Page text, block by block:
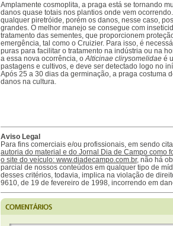
Amplamente cosmoplita, a praga está se tornando
danos quase totais nos plantios onde vem
qualquer piretróide, porém os danos, nesse caso,
grandes. O melhor manejo se consegue com
tratamento das sementes, que proporcionem
emergência, tal como o Cruizier. Para isso, é
puras para facilitar o tratamento na indústria ou na
a essa nova ocorrência, o Alticinae clirysomelidae é
pastagens e cultivos, e deve ser detectado logo no
Após 25 a 30 dias da germinação, a praga costuma
danos na cultura.
Aviso Legal
Para fins comerciais e/ou profissionais, em sendo
autoria do material e do Jornal Dia de Campo como
o site do veículo: www.diadecampo.com.br, não há
parcial de nossos conteúdos em qualquer tipo de
desses critérios, todavia, implica na violação de
9610, de 19 de fevereiro de 1998, incorrendo em